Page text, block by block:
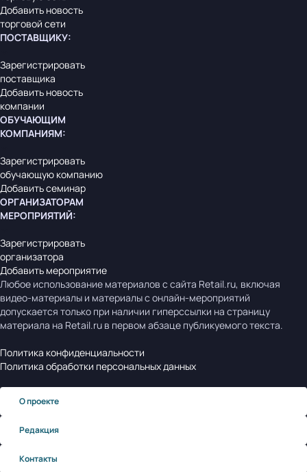
Добавить новость
торговой сети
ПОСТАВЩИКУ:
Зарегистрировать
поставщика
Добавить новость
компании
ОБУЧАЮЩИМ
КОМПАНИЯМ:
Зарегистрировать
обучающую компанию
Добавить семинар
ОРГАНИЗАТОРАМ
МЕРОПРИЯТИЙ:
Зарегистрировать
организатора
Добавить мероприятие
Любое использование материалов с сайта Retail.ru, включая
видео-материалы и материалы с онлайн-мероприятий
допускается только при наличии гиперссылки на страницу
материала на Retail.ru в первом абзаце публикуемого текста.
Политика конфиденциальности
Политика обработки персональных данных
О проекте
Редакция
Контакты